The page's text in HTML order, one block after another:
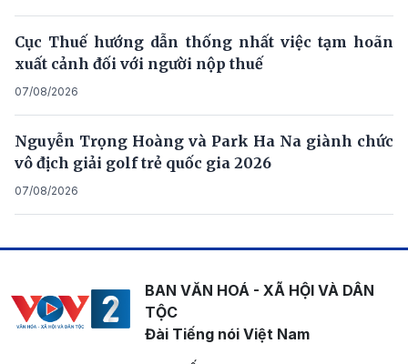
Cục Thuế hướng dẫn thống nhất việc tạm hoãn
xuất cảnh đối với người nộp thuế
07/08/2026
Nguyễn Trọng Hoàng và Park Ha Na giành chức
vô địch giải golf trẻ quốc gia 2026
07/08/2026
BAN VĂN HOÁ - XÃ HỘI VÀ DÂN
TỘC
Đài Tiếng nói Việt Nam